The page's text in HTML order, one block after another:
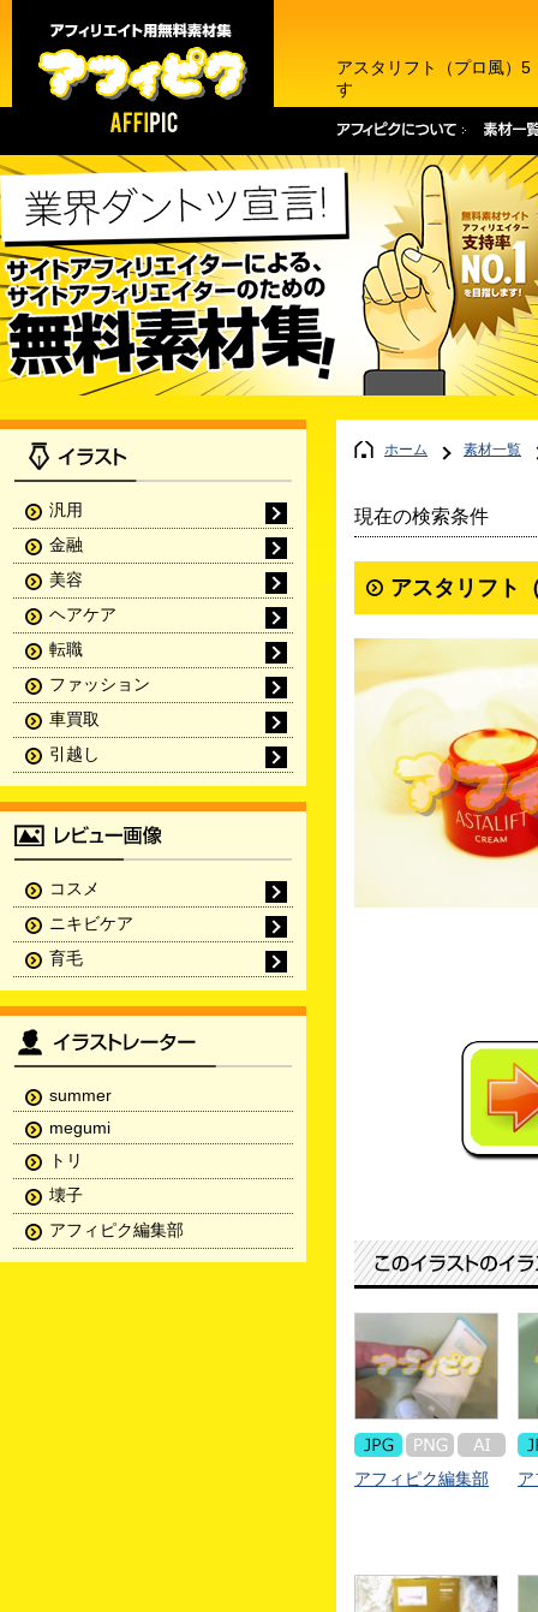
アスタリフト（プロ風）
す
ホーム 素材一覧
現在の検索条件
アスタリフト
アフィピク編集部
汎用
金融
美容
ヘアケア
転職
ファッション
車買取
引越し
コスメ
ニキビケア
育毛
summer
megumi
トリ
壊子
アフィピク編集部